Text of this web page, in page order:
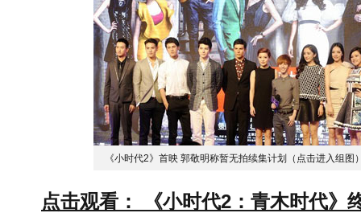
《小时代2》首映 郭敬明称暂无拍续集计划（点击进入组图
点击观看： 《小时代2：青木时代》